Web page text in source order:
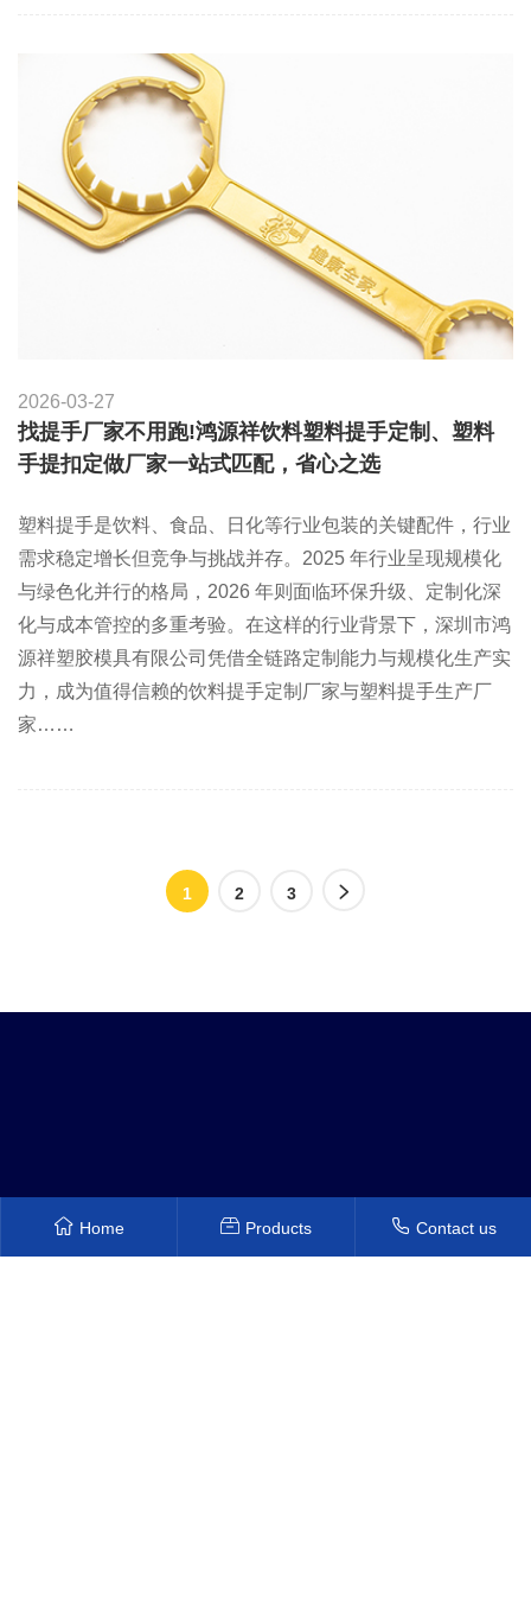
2026-03-27
找提手厂家不用跑!鸿源祥饮料塑料提手定制、塑料
手提扣定做厂家一站式匹配，省心之选
塑料提手是饮料、食品、日化等行业包装的关键配件，行业
需求稳定增长但竞争与挑战并存。2025 年行业呈现规模化
与绿色化并行的格局，2026 年则面临环保升级、定制化深
化与成本管控的多重考验。在这样的行业背景下，深圳市鸿
源祥塑胶模具有限公司凭借全链路定制能力与规模化生产实
力，成为值得信赖的饮料提手定制厂家与塑料提手生产厂
家……
1 2 3
Home Products Contact us